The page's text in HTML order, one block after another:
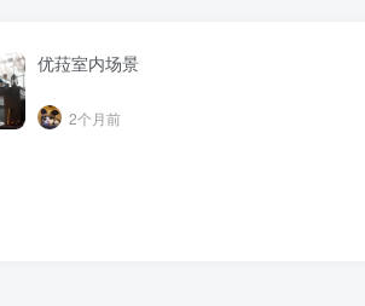
优菈室内场景
2个月前